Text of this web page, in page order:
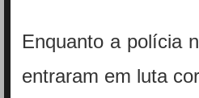
Enquanto a polícia
entraram em luta